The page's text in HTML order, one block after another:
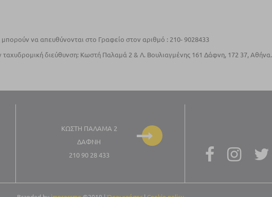
μπορούν να απευθύνονται στο Γραφείο στον αριθμό : 210- 9028433
ταχυδρομική διεύθυνση: Κωστή Παλαμά 2 & Λ. Βουλιαγμένης 161 Δάφνη, 172 37, Αθήνα.
ΚΩΣΤΉ ΠΑΛΑΜΑ 2
ΔΆΦΝΗ
210 90 28 433